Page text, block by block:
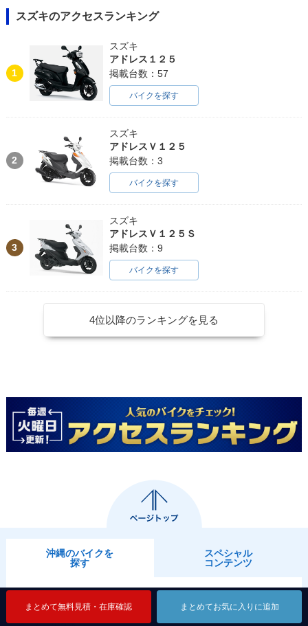
まとめて無料見積・在庫確認 まとめてお気に入りに追加
まとめて無料見積・在庫確認 まとめてお気に入りに追加
まとめて無料見積・在庫確認 まとめてお気に入りに追加
スズキのアクセスランキング
1
スズキ
アドレス１２５
掲載台数：57
バイクを探す
2
スズキ
アドレスＶ１２５
掲載台数：3
バイクを探す
3
スズキ
アドレスＶ１２５Ｓ
掲載台数：9
バイクを探す
4位以降のランキングを見る
沖縄のバイクを
探す
スペシャル
コンテンツ
バイクトップ
メーカーから探す